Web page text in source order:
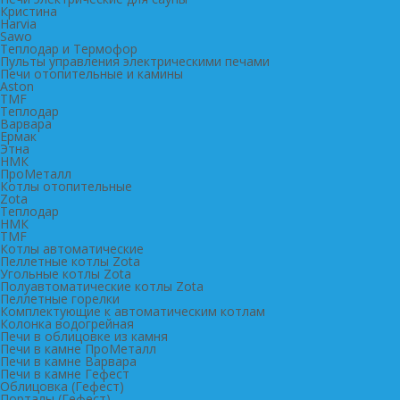
Кристина
Harvia
Sawo
Теплодар и Термофор
Пульты управления электрическими печами
Печи отопительные и камины
Aston
TMF
Теплодар
Варвара
Ермак
Этна
НМК
ПроМеталл
Котлы отопительные
Zota
Теплодар
НМК
TMF
Котлы автоматические
Пеллетные котлы Zota
Угольные котлы Zota
Полуавтоматические котлы Zota
Пеллетные горелки
Комплектующие к автоматическим котлам
Колонка водогрейная
Печи в облицовке из камня
Печи в камне ПроМеталл
Печи в камне Варвара
Печи в камне Гефест
Облицовка (Гефест)